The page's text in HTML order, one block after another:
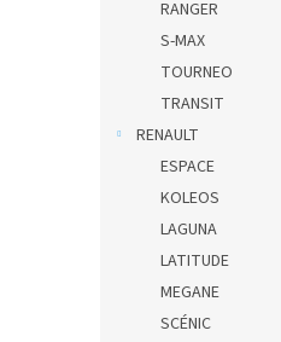
RANGER
S-MAX
TOURNEO
TRANSIT
RENAULT
ESPACE
KOLEOS
LAGUNA
LATITUDE
MEGANE
SCÉNIC